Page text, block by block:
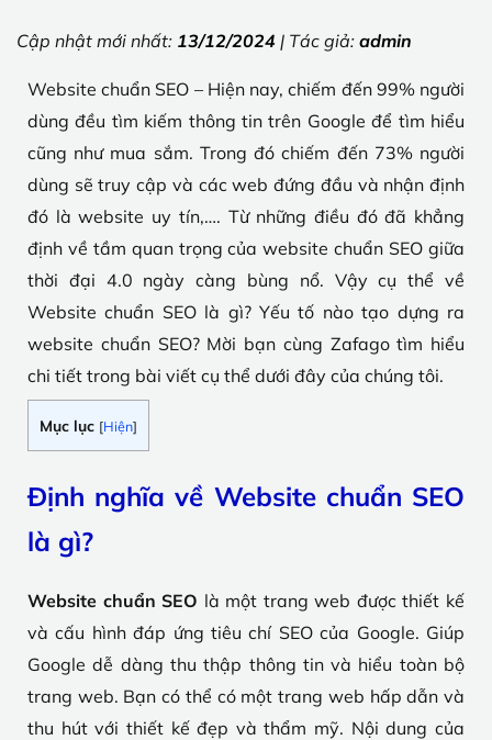
Cập nhật mới nhất: 13/12/2024 | Tác giả: admin
Website chuẩn SEO – Hiện nay, chiếm đến 99% người
dùng đều tìm kiếm thông tin trên Google để tìm hiểu
cũng như mua sắm. Trong đó chiếm đến 73% người
dùng sẽ truy cập và các web đứng đầu và nhận định
đó là website uy tín,…. Từ những điều đó đã khẳng
định về tầm quan trọng của website chuẩn SEO giữa
thời đại 4.0 ngày càng bùng nổ. Vậy cụ thể về
Website chuẩn SEO là gì? Yếu tố nào tạo dựng ra
website chuẩn SEO? Mời bạn cùng Zafago tìm hiểu
chi tiết trong bài viết cụ thể dưới đây của chúng tôi.
Mục lục [Hiện]
Định nghĩa về Website chuẩn SEO
là gì?
Website chuẩn SEO là một trang web được thiết kế
và cấu hình đáp ứng tiêu chí SEO của Google. Giúp
Google dễ dàng thu thập thông tin và hiểu toàn bộ
trang web. Bạn có thể có một trang web hấp dẫn và
thu hút với thiết kế đẹp và thẩm mỹ. Nội dung của